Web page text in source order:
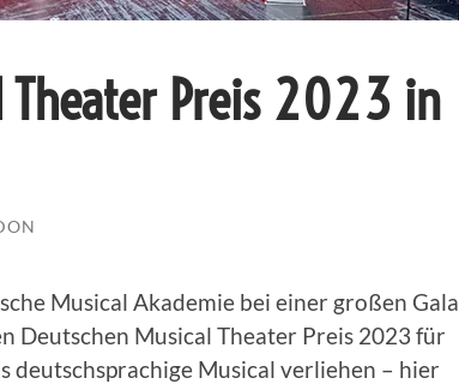
Theater Preis 2023 in
Musical Akademie bei einer großen Gala
Deutschen Musical Theater Preis 2023 für
deutschsprachige Musical verliehen – hier